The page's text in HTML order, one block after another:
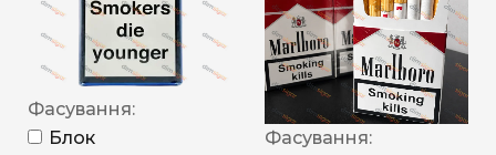
Фасування:
Блок
Фасування: